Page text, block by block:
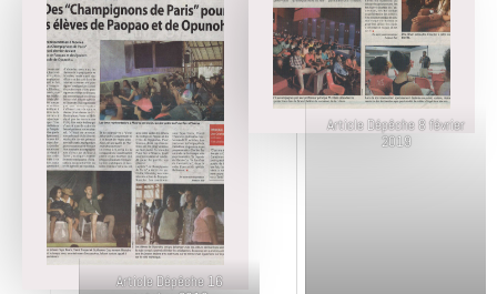
Article Dépêche 16
Article Dépêche 8 février
2019